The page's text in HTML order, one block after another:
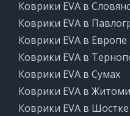
Коврики EVA в
Коврики EVA в
Коврики EVA в Европе
Коврики EVA в
Коврики EVA в Сумах
Коврики EVA в
Коврики EVA в Шостке